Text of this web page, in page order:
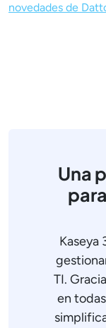
novedades de
Una
Kaseya
TI.
en